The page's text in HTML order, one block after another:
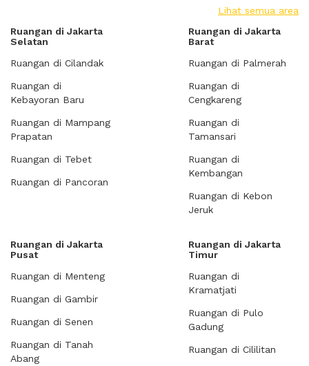
Lihat semua area
Ruangan di Jakarta
Selatan
Ruangan di Cilandak
Ruangan di
Kebayoran Baru
Ruangan di Mampang
Prapatan
Ruangan di Tebet
Ruangan di Pancoran
Ruangan di Jakarta
Barat
Ruangan di Palmerah
Ruangan di
Cengkareng
Ruangan di
Tamansari
Ruangan di
Kembangan
Ruangan di Kebon
Jeruk
Ruangan di Jakarta
Pusat
Ruangan di Menteng
Ruangan di Gambir
Ruangan di Senen
Ruangan di Tanah
Abang
Ruangan di Jakarta
Timur
Ruangan di
Kramatjati
Ruangan di Pulo
Gadung
Ruangan di Cililitan